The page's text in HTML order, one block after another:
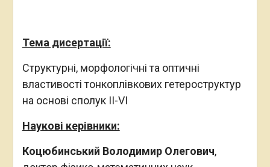
Тема дисертації:
Структурні, морфологічні та оптичні
властивості тонкоплівкових гетероструктур
на основі сполук II-VI
Наукові керівники:
Коцюбинський Володимир Олегович,